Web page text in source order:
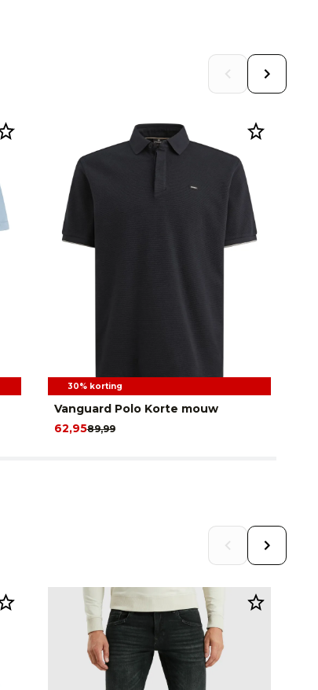
30% korting
Vanguard Polo Korte mouw
89,99
62,95